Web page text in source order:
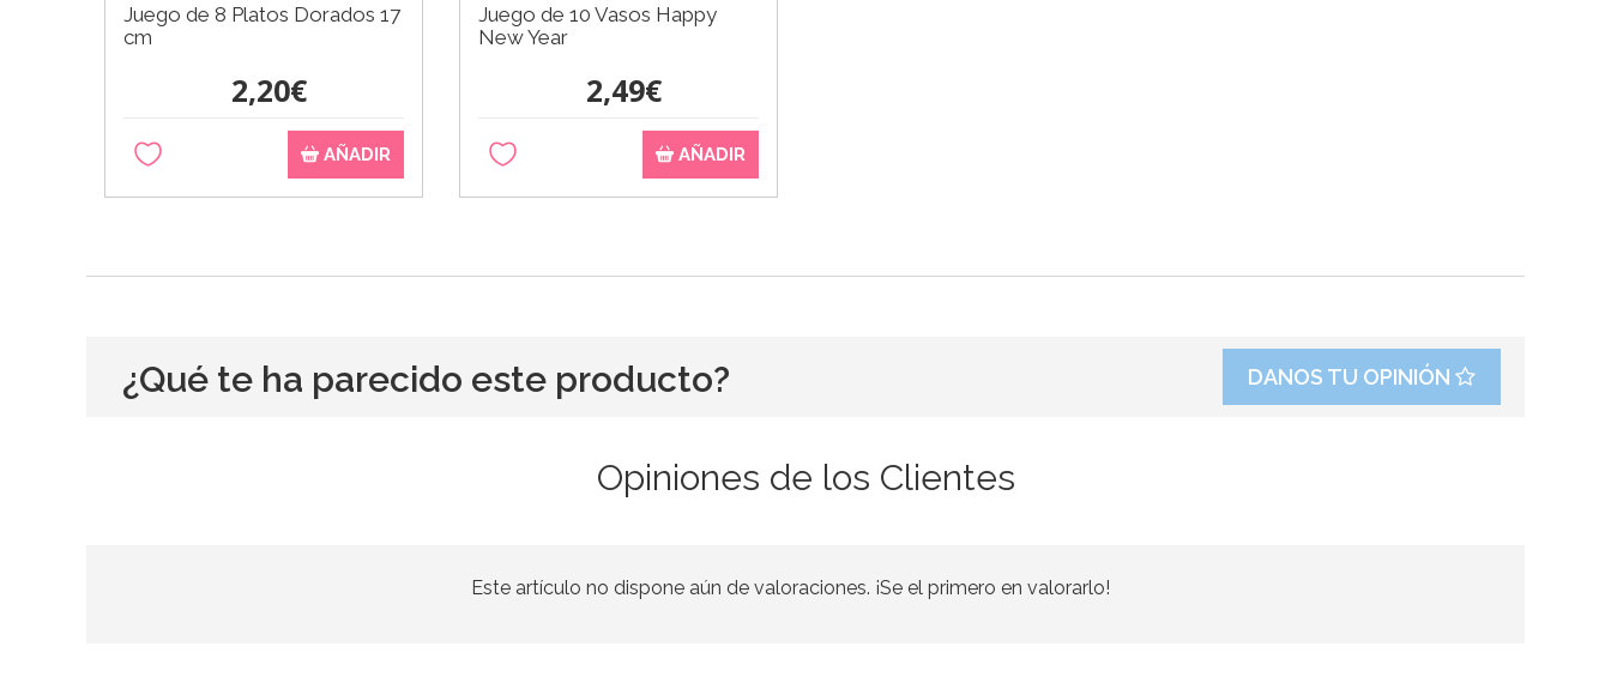
Juego de 8 Platos Dorados 17
cm
2,20€
AÑADIR
Juego de 10 Vasos Happy
New Year
2,49€
AÑADIR
¿Qué te ha parecido este producto? DANOS TU OPINIÓN
Opiniones de los Clientes
Este artículo no dispone aún de valoraciones. ¡Se el primero en valorarlo!